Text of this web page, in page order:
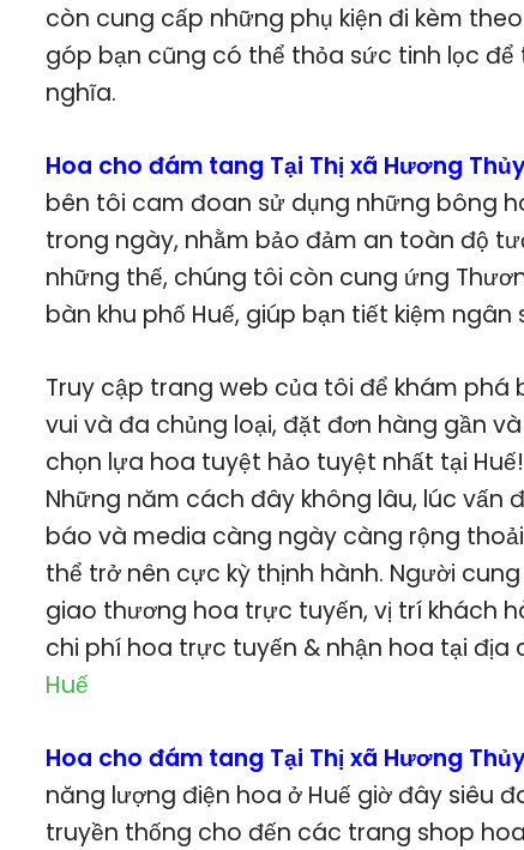
còn cung cấp những phụ kiện đi kèm
góp bạn cũng có thể thỏa sức tinh lọc
nghĩa.
Hoa cho đám tang Tại Thị xã Hương
bên tôi cam đoan sử dụng những bông
trong ngày, nhằm bảo đảm an toàn độ
những thế, chúng tôi còn cung ứng
bàn khu phố Huế, giúp bạn tiết kiệm
Truy cập trang web của tôi để khám
vui và đa chủng loại, đặt đơn hàng gần
chọn lựa hoa tuyệt hảo tuyệt nhất tại Huế!
Những năm cách đây không lâu, lúc vấn
báo và media càng ngày càng rộng
thể trở nên cực kỳ thịnh hành. Người
giao thương hoa trực tuyến, vị trí khách
chi phí hoa trực tuyến & nhận hoa tại địa
Huế
Hoa cho đám tang Tại Thị xã Hương
năng lượng điện hoa ở Huế giờ đây siêu
truyền thống cho đến các trang shop